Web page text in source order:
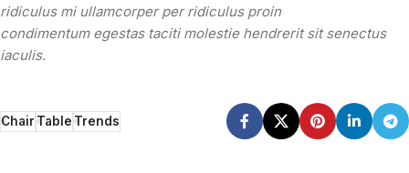
ridiculus mi ullamcorper per ridiculus proin
condimentum egestas taciti molestie hendrerit sit senectus
iaculis.
ChairTableTrends